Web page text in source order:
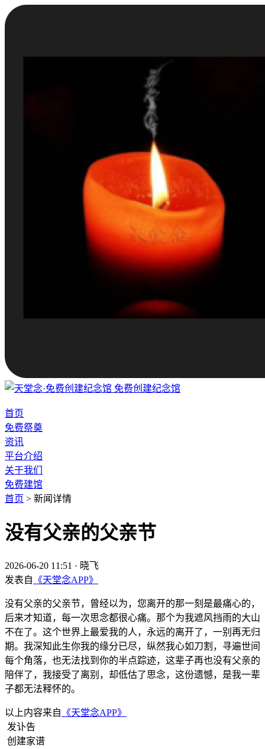
免费创建纪念馆
首页
免费祭奠
资讯
平台介绍
关于我们
免费建馆
首页 > 新闻详情
没有父亲的父亲节
2026-06-20 11:51 · 晓飞
发表自 《天堂念APP》
没有父亲的父亲节，曾经以为，您离开的那一刻是最痛心的，
后来才知道，每一次思念都很心痛。那个为我遮风挡雨的大山
不在了。这个世界上最爱我的人，永远的离开了，一别再无归
期。我深知此生你我的缘分已尽，纵然我心如刀割，寻遍世间
每个角落，也无法找到你的半点踪迹，这辈子再也没有父亲的
陪伴了，我接受了离别，却低估了思念，这份遗憾，是我一辈
子都无法释怀的。
以上内容来自 《天堂念APP》
发讣告
创建家谱